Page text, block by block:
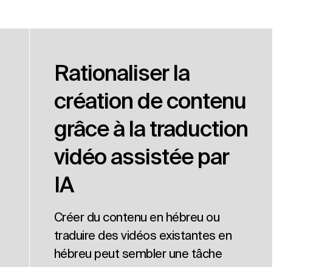
Rationaliser la
création de contenu
grâce à la traduction
vidéo assistée par
IA
Créer du contenu en hébreu ou
traduire des vidéos existantes en
hébreu peut sembler une tâche